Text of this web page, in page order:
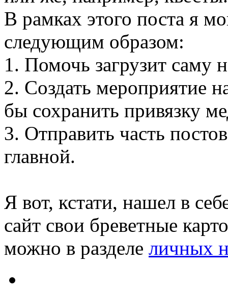
В рамках этого поста я
следующим образом:
1. Помочь загрузит саму
2. Создать мероприятие
бы сохранить привязку
3. Отправить часть
главной.
Я вот, кстати, нашел в
сайт свои бреветные
можно в разделе личных